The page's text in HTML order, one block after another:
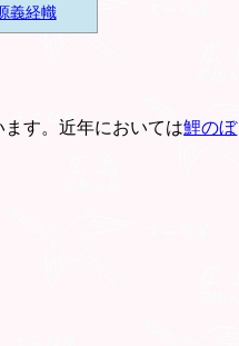
義経幟
す。近年においては鯉のぼ